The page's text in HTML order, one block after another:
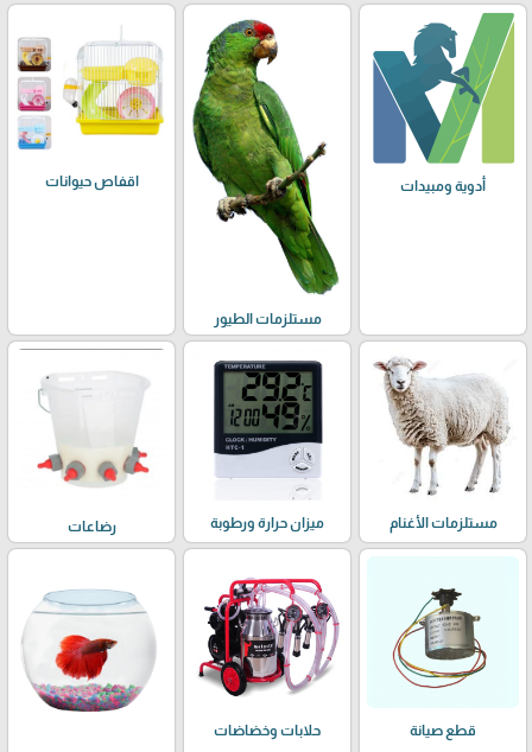
أدوية ومبيدات
مستلزمات الطيور
اقفاص حيوانات
مستلزمات الأغنام ميزان حرارة ورطوبة رضاعات
قطع صيانة حلابات وخضاضات